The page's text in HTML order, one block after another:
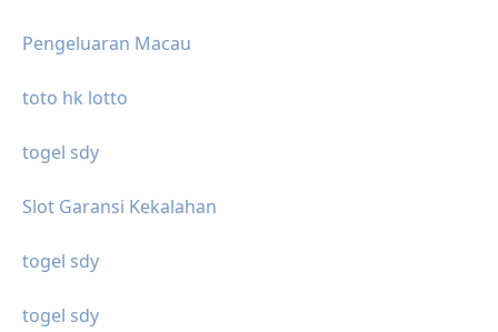
Pengeluaran Macau
toto hk lotto
togel sdy
Slot Garansi Kekalahan
togel sdy
togel sdy